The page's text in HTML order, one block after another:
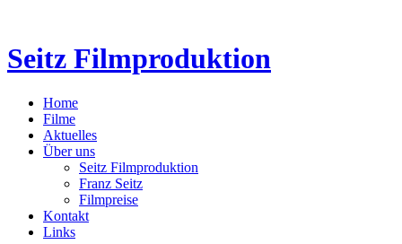
Seitz Filmproduktion
Home
Filme
Aktuelles
Über uns
Seitz Filmproduktion
Franz Seitz
Filmpreise
Kontakt
Links